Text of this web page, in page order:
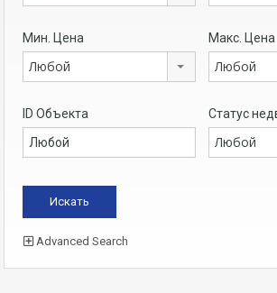
Мин. Цена
Любой
Макс. Цена
Любой
ID Объекта Статус
Любой
Advanced Search